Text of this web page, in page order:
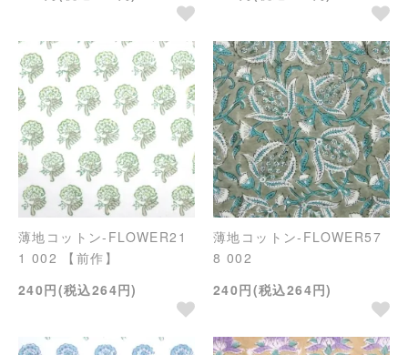
薄地コットン-FLOWER21
1 002 【前作】
240円(税込264円)
薄地コットン-FLOWER57
8 002
240円(税込264円)